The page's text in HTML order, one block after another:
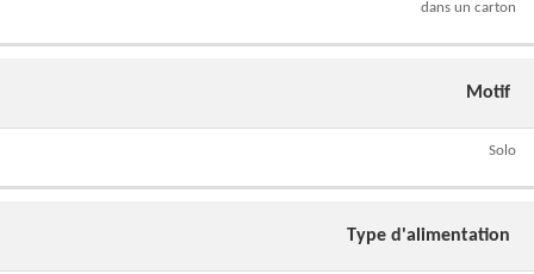
dans un carton
Motif
Solo
Type d'alimentation